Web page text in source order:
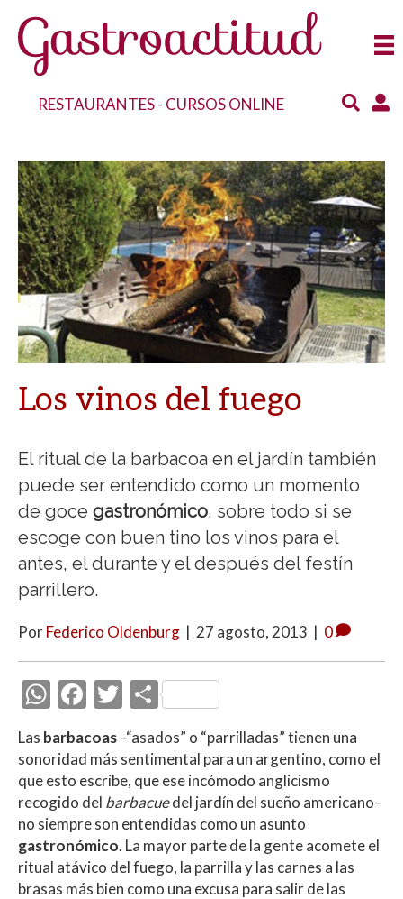
RESTAURANTES- CURSOS ONLINE
Los vinos del fuego
El ritual de la barbacoa en el jardín también
puede ser entendido como un momento
de goce gastronómico, sobre todo si se
escoge con buen tino los vinos para el
antes, el durante y el después del festín
parrillero.
PorFederico Oldenburg | 27 agosto, 2013 | 0
W
at
s
A
p
p
F
e
b
o
o
k
T
w
itt
er
C
o
m
p
ar
ti
r
Las barbacoas–“asados” o “parrilladas” tienen una
sonoridad más sentimental para un argentino, como el
que esto escribe, que ese incómodo anglicismo
recogido del barbacuedel jardín del sueño americano–
no siempre son entendidas como un asunto
gastronómico. La mayor parte de la gente acomete el
ritual atávico del fuego, la parrilla y las carnes a las
brasas más bien como una excusa para salir de las